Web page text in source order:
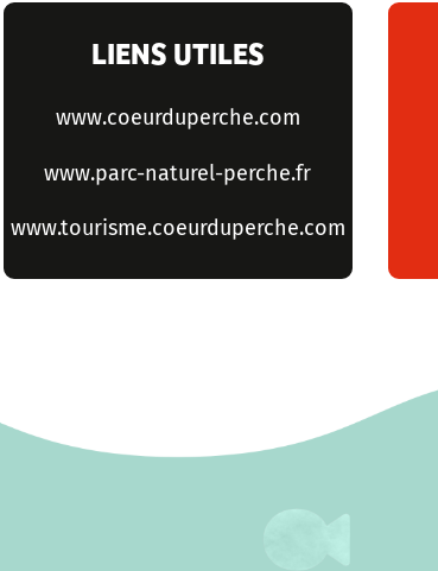
LIENS UTILES
www.coeurduperche.com
www.parc-naturel-perche.fr
www.tourisme.coeurduperche.com